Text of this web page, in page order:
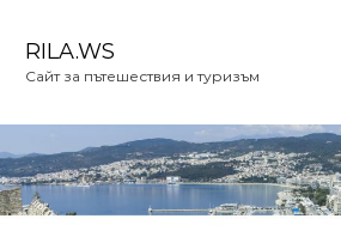
c
o
n
RILA.WS
Сайт за пътешествия и туризъм